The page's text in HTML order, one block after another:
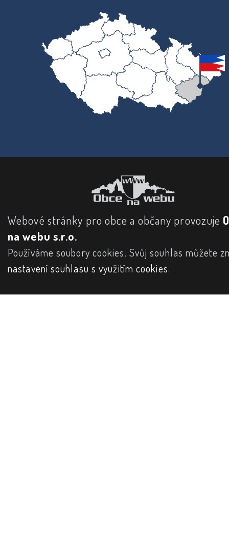
Webové stránky pro obce a občany provozuje
na webu s.r.o.
Používáme soubory cookies. Svůj souhlas můžete
nastavení souhlasu s využitím cookies.